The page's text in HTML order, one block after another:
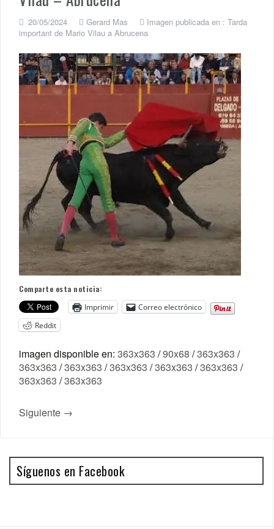
20/05/2024 Gerard Mas Imagen publicada en : Tarda
important de Mario Vilau a Abrucena
Comparte esta noticia:
Imprimir
Correo electrónico
Reddit
imagen disponible en: 363x363 /90x68 /363x363 /
363x363 /363x363 /363x363 /363x363 /363x363 /
363x363 /363x363
Siguiente →
Síguenos en Facebook